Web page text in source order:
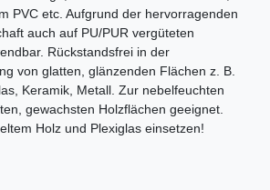
PVC etc. Aufgrund der hervorragenden
auch auf PU/PUR vergüteten
Rückstandsfrei in der
von glatten, glänzenden Flächen z. B.
Keramik, Metall. Zur nebelfeuchten
gewachsten Holzflächen geeignet.
Holz und Plexiglas einsetzen!